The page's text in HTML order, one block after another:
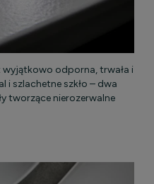
wyjątkowo odporna, trwała i
i szlachetne szkło – dwa
tworzące nierozerwalne